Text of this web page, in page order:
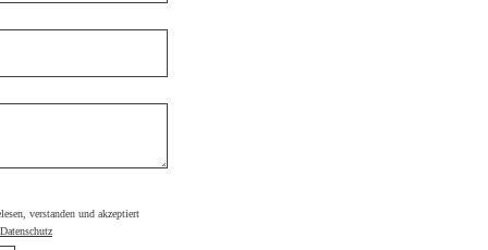
verstanden und akzeptiert
Datenschutz